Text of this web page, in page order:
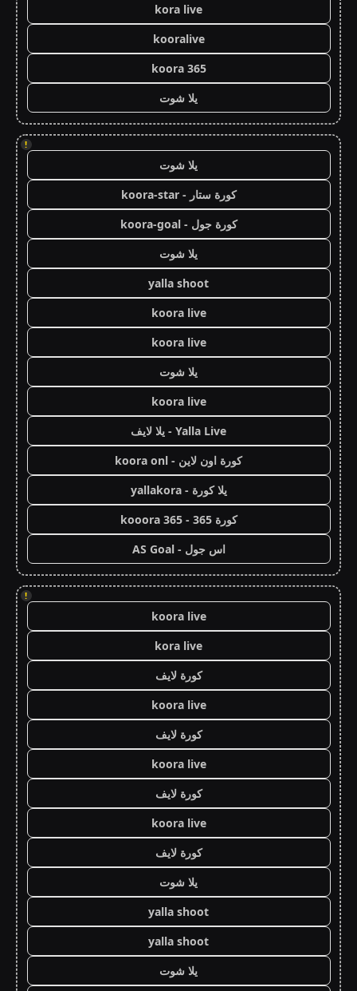
kora live
kooralive
koora 365
يلا شوت
!
يلا شوت
كورة ستار - koora-star
كورة جول - koora-goal
يلا شوت
yalla shoot
koora live
koora live
يلا شوت
koora live
Yalla Live - يلا لايف
كورة اون لاين - koora onl
يلا كورة - yallakora
كورة 365 - kooora 365
اس جول - AS Goal
!
koora live
kora live
كورة لايف
koora live
كورة لايف
koora live
كورة لايف
koora live
كورة لايف
يلا شوت
yalla shoot
yalla shoot
يلا شوت